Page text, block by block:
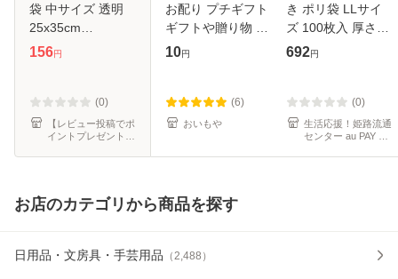
袋 中サイズ 透明
25x35cm
0.020mm厚 50枚
調理用 小分け袋 野
菜 キッチン用品 台
156円
(0)
【レビュー投稿でポ
イントプレゼント】
お配り プチギフト
ギフトや贈り物 お
いもや
10円
(6)
おいもや
き ポリ袋 LLサイ
ズ 100枚入 厚さ
0.020mm 乳白色
692円
(0)
生活応援！姫路流通
センター au PAY マ
お店のカテゴリから商品を探す
日用品・文房具・手芸用品 （2,488 ）